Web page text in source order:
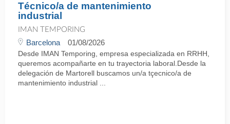
Técnico/a de mantenimiento
industrial
IMAN TEMPORING
Barcelona 01/08/2026
Desde IMAN Temporing, empresa especializada en RRHH,
queremos acompañarte en tu trayectoria laboral.Desde la
delegación de Martorell buscamos un/a tçecnico/a de
mantenimiento industrial ...